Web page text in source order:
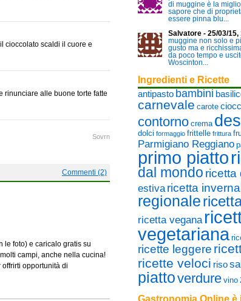
cioccolato scaldi il cuore e
rinunciare alle buone torte fatte
Sovrn
Commenti (2)
le foto) e caricalo gratis su
campi, anche nella cucina!
opportunità di
di muggine è la
sapore che di
essere pinna blu...
Salvatore - 25/03/15,
muggine non solo e
gusto ma e
da poco tempo e
Woscinton...
Ingredienti e Ricette
antipasto bambini
carnevale carote
contorno crema
dolci formaggio frittelle frittura
Parmigiano Reggiano
primo piatto
dal mondo ricetta
estiva ricetta
regionale
ricetta vegana
vegetariana
ricette leggere
ricette veloci riso
piattoverdure vino
Gastronomia Online è